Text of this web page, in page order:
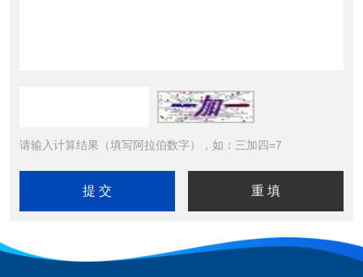
请输入计算结果（填写阿拉伯数字），如：三加四=7